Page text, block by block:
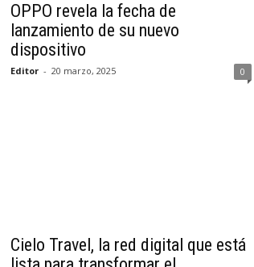
OPPO revela la fecha de
lanzamiento de su nuevo
dispositivo
Editor - 20 marzo, 2025 0
Cielo Travel, la red digital que está